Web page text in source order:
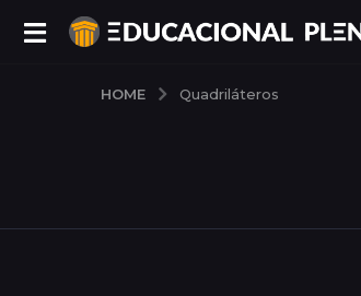
HOME Quadriláteros